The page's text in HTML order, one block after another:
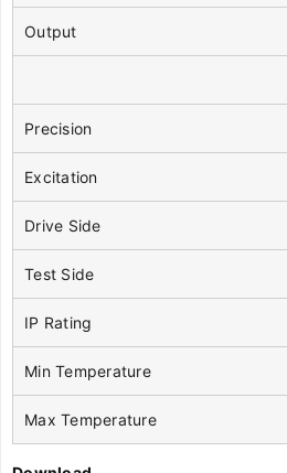
Output
Precision
Excitation
Drive Side
Test Side
IP Rating
Min Temperature
Max Temperature